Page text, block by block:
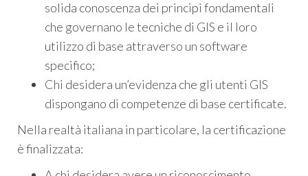
solida conoscenza dei principi fondamentali
che governano le tecniche di GIS e il loro
utilizzo di base attraverso un software
specifico;
Chi desidera un’evidenza che gli utenti GIS
dispongano di competenze di base certificate.
Nella realtà italiana in particolare, la certificazione
è finalizzata: